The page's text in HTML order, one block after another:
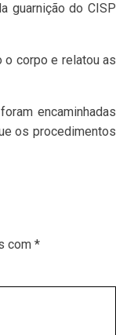
guarnição do CISP
corpo e relatou as
encaminhadas
os procedimentos
com *